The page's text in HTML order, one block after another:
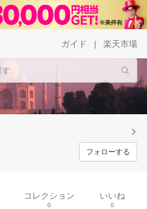
ガイド 楽天市場
フォローする
コレクション
0
いいね
0